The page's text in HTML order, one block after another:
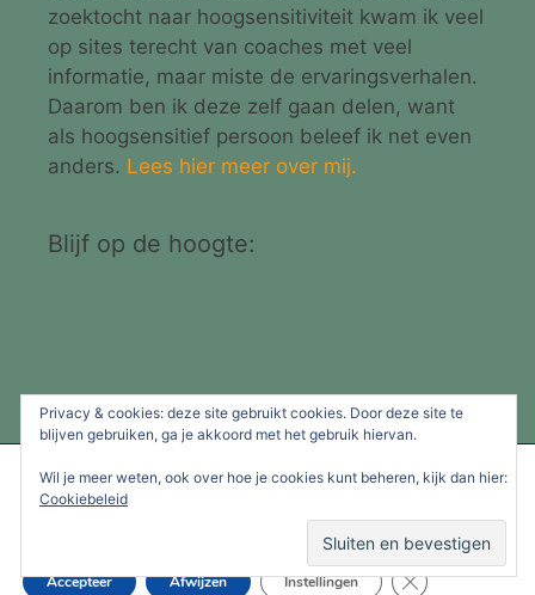
zoektocht naar hoogsensitiviteit kwam ik veel
op sites terecht van coaches met veel
informatie, maar miste de ervaringsverhalen.
Daarom ben ik deze zelf gaan delen, want
als hoogsensitief persoon beleef ik net even
anders. Lees hier meer over mij.
Blijf op de hoogte:
© 2026 Ingebeleeft.nl • Gebouwd met GeneratePress
Social media & sharing icons powered by
UltimatelySocial
We gebruiken cookies om je de beste ervaring op onze site te
bieden.
Je kunt meer informatie vinden over welke cookies we gebruiken
Accepteer Afwijzen Instellingen Sluit AVG/
Privacy & cookies: deze site gebruikt cookies. Door deze site te
blijven gebruiken, ga je akkoord met het gebruik hiervan.
Wil je meer weten, ook over hoe je cookies kunt beheren, kijk dan hier:
Cookiebeleid